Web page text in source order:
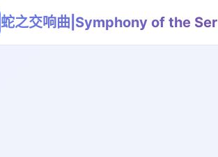
蛇之交响曲|Symphony of the